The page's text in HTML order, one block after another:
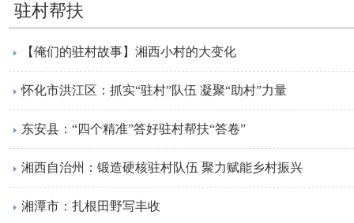
驻村帮扶
【俺们的驻村故事】湘西小村的大变化
怀化市洪江区：抓实“驻村”队伍 凝聚“助村”力量
东安县：“四个精准”答好驻村帮扶“答卷”
湘西自治州：锻造硬核驻村队伍 聚力赋能乡村振兴
湘潭市：扎根田野写丰收